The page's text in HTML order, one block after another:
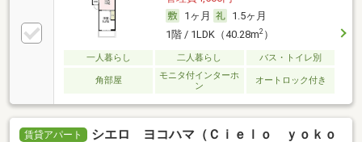
1ヶ月
1.5ヶ月
1階 / 1LDK（40.28m2）
一人暮らし 二人暮らし バス・トイレ別
角部屋
モニタ付インターホ
ン
オートロック付き
賃貸アパート
シエロ ヨコハマ（Ｃｉｅｌｏ ｙｏｋｏ